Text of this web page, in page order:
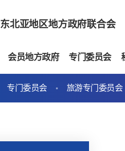
东北亚地区地方政府联合会
会员地方政府 专门委员会
专门委员会 旅游专门委员会